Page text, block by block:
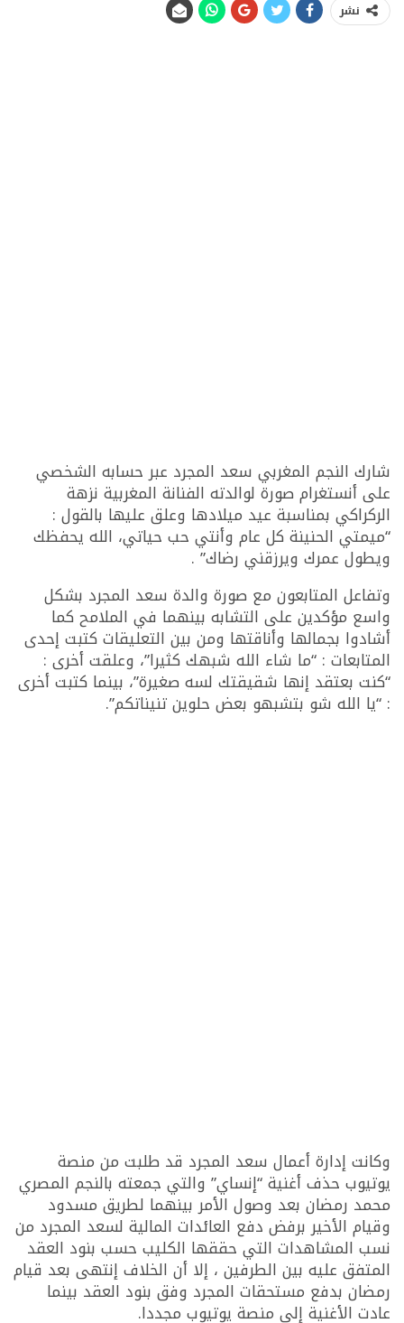
نشر
شارك النجم المغربي سعد المجرد عبر حسابه الشخصي
على أنستغرام صورة لوالدته الفنانة المغربية نزهة
الركراكي بمناسبة عيد ميلادها وعلق عليها بالقول :
“ميمتي الحنينة كل عام وأنتي حب حياتي، الله يحفظك
ويطول عمرك ويرزقني رضاك” .
وتفاعل المتابعون مع صورة والدة سعد المجرد بشكل
واسع مؤكدين على التشابه بينهما في الملامح كما
أشادوا بجمالها وأناقتها ومن بين التعليقات كتبت إحدى
المتابعات : “ما شاء الله شبهك كثيرا”، وعلقت أخرى :
“كنت بعتقد إنها شقيقتك لسه صغيرة”، بينما كتبت أخرى
: “يا الله شو بتشبهو بعض حلوين تنيناتكم”.
وكانت إدارة أعمال سعد المجرد قد طلبت من منصة
يوتيوب حذف أغنية “إنساي” والتي جمعته بالنجم المصري
محمد رمضان بعد وصول الأمر بينهما لطريق مسدود
وقيام الأخير برفض دفع العائدات المالية لسعد المجرد من
نسب المشاهدات التي حققها الكليب حسب بنود العقد
المتفق عليه بين الطرفين ، إلا أن الخلاف إنتهى بعد قيام
رمضان بدفع مستحقات المجرد وفق بنود العقد بينما
عادت الأغنية إلى منصة يوتيوب مجددا.